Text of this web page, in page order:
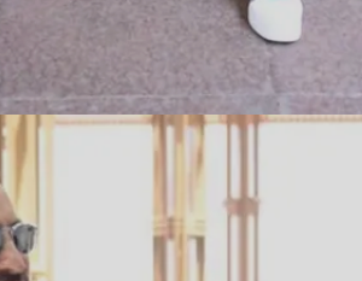
5ನೇ ಸ್ಥಾನ
ಆರ್‌ಸಿಬಿ ಐದನೇ ಸ್ಥಾನದಲ್ಲಿದ್ದು, 8
4ರಲ್ಲಿ ಗೆಲುವು ಕಂಡಿದೆ.